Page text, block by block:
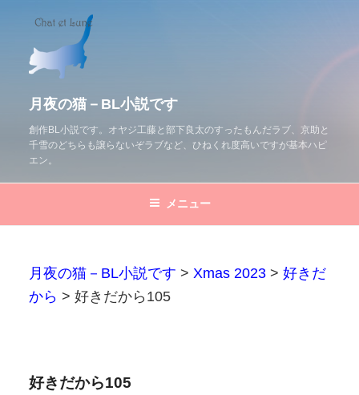
月夜の猫－BL小説です
創作BL小説です。オヤジ工藤と部下良太のすったもんだラブ、京助と
千雪のどちらも譲らないぞラブなど、ひねくれ度高いですが基本ハピ
エン。
メニュー
月夜の猫－BL小説です > Xmas 2023 > 好きだ
から > 好きだから105
好きだから105